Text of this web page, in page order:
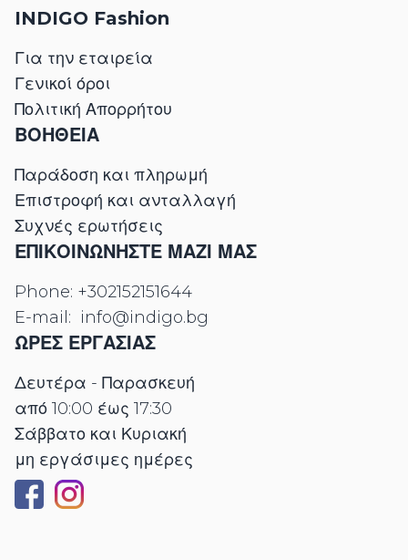
INDIGO Fashion
Για την εταιρεία
Γενικοί όροι
Πολιτική Απορρήτου
ΒΟΗΘΕΙΑ
Παράδοση και πληρωμή
Επιστροφή και ανταλλαγή
Συχνές ερωτήσεις
ΕΠΙΚΟΙΝΩΝΉΣΤΕ ΜΑΖΊ ΜΑΣ
Phone: +302152151644
E-mail: info@indigo.bg
ΩΡΕΣ ΕΡΓΑΣΊΑΣ
Δευτέρα - Παρασκευή
από 10:00 έως 17:30
Σάββατο και Κυριακή
μη εργάσιμες ημέρες